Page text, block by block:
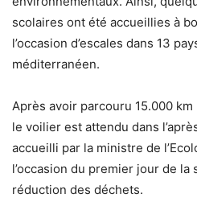
scolaires ont été accueillies à
l’occasion d’escales dans 13
méditerranéen.
Après avoir parcouru 15.000
le voilier est attendu dans
accueilli par la ministre de
l’occasion du premier jour de
réduction des déchets.